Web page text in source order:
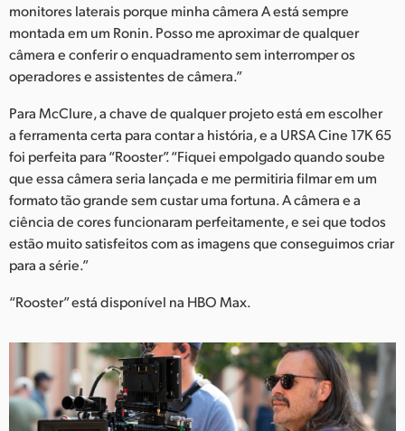
monitores laterais porque minha câmera A está sempre
montada em um Ronin. Posso me aproximar de qualquer
câmera e conferir o enquadramento sem interromper os
operadores e assistentes de câmera.”
Para McClure, a chave de qualquer projeto está em escolher
a ferramenta certa para contar a história, e a URSA Cine 17K 65
foi perfeita para “Rooster”. “Fiquei empolgado quando soube
que essa câmera seria lançada e me permitiria filmar em um
formato tão grande sem custar uma fortuna. A câmera e a
ciência de cores funcionaram perfeitamente, e sei que todos
estão muito satisfeitos com as imagens que conseguimos criar
para a série.”
“Rooster” está disponível na HBO Max.